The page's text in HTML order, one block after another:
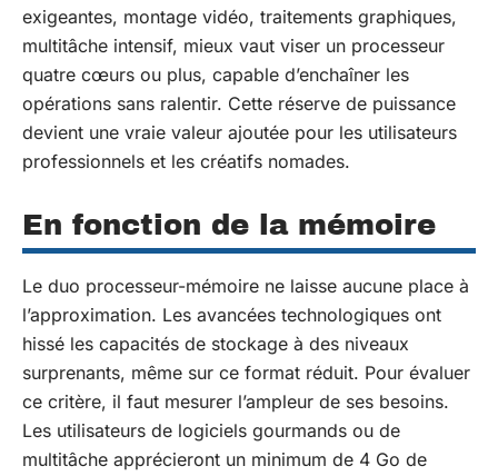
exigeantes, montage vidéo, traitements graphiques,
multitâche intensif, mieux vaut viser un processeur
quatre cœurs ou plus, capable d’enchaîner les
opérations sans ralentir. Cette réserve de puissance
devient une vraie valeur ajoutée pour les utilisateurs
professionnels et les créatifs nomades.
En fonction de la mémoire
Le duo processeur-mémoire ne laisse aucune place à
l’approximation. Les avancées technologiques ont
hissé les capacités de stockage à des niveaux
surprenants, même sur ce format réduit. Pour évaluer
ce critère, il faut mesurer l’ampleur de ses besoins.
Les utilisateurs de logiciels gourmands ou de
multitâche apprécieront un minimum de 4 Go de